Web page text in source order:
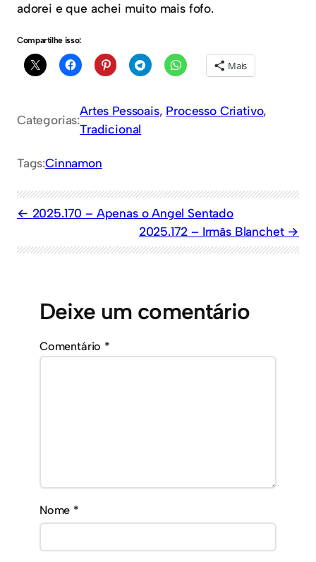
adorei e que achei muito mais fofo.
Compartilhe isso:
Mais
Categorias:
Artes Pessoais, Processo Criativo
Tradicional
Tags:Cinnamon
2025.170 – Apenas o Angel Sentado
2025.172 – Irmãs Blanchet
Deixe um comentário
Comentário *
Nome *